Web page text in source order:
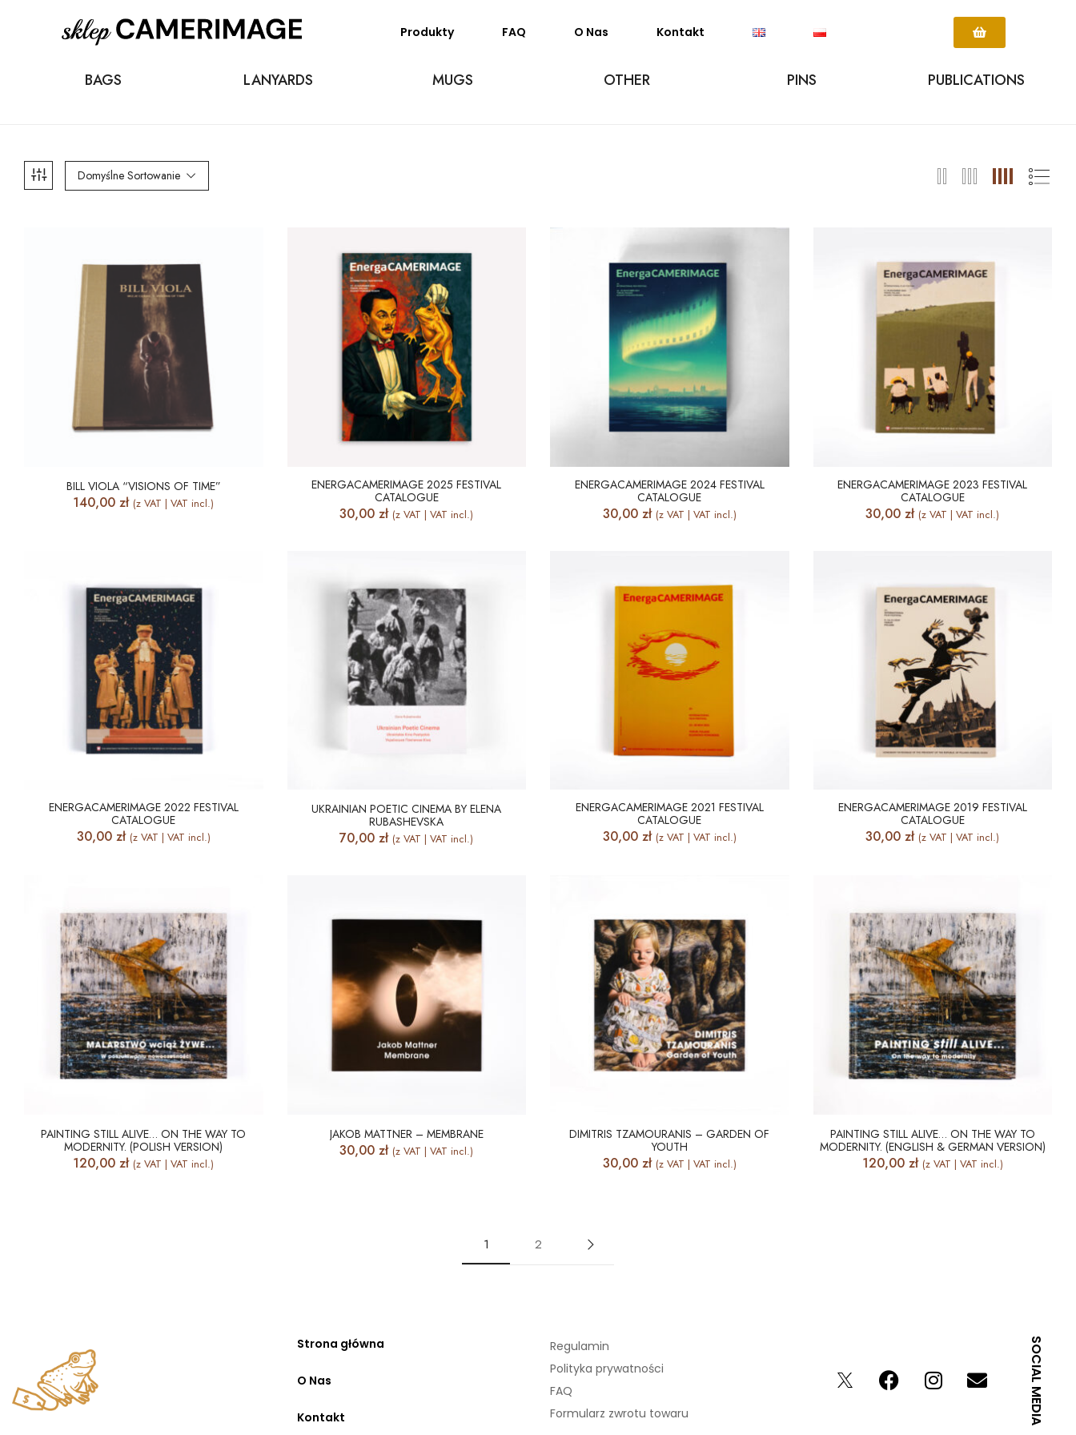
Produkty FAQ O Nas Kontakt
BAGS LANYARDS MUGS OTHER PINS PUBLICATIONS
Domyślne Sortowanie
BILL VIOLA “VISIONS OF TIME”
140,00zł (z VAT | VAT incl.)
ENERGACAMERIMAGE 2025 FESTIVAL
CATALOGUE
30,00zł (z VAT | VAT incl.)
ENERGACAMERIMAGE 2024 FESTIVAL
CATALOGUE
30,00 zł (z VAT | VAT incl.)
ENERGACAMERIMAGE 2023 FESTIVAL
CATALOGUE
30,00zł (z VAT | VAT incl.)
ENERGACAMERIMAGE 2022 FESTIVAL
CATALOGUE
30,00 zł (z VAT | VAT incl.)
UKRAINIAN POETIC CINEMA BY ELENA
RUBASHEVSKA
70,00zł (z VAT | VAT incl.)
ENERGACAMERIMAGE 2021 FESTIVAL
CATALOGUE
30,00 zł (z VAT | VAT incl.)
ENERGACAMERIMAGE 2019 FESTIVAL
CATALOGUE
30,00zł (z VAT | VAT incl.)
PAINTING STILL ALIVE… ON THE WAY TO
MODERNITY. (POLISH VERSION)
120,00zł (z VAT | VAT incl.)
JAKOB MATTNER – MEMBRANE
30,00zł (z VAT | VAT incl.)
DIMITRIS TZAMOURANIS – GARDEN OF
YOUTH
30,00 zł (z VAT | VAT incl.)
PAINTING STILL ALIVE… ON THE WAY TO
MODERNITY. (ENGLISH & GERMAN VERSION)
120,00 zł (z VAT | VAT incl.)
1 2
Strona główna
O Nas
Kontakt
Regulamin
Polityka prywatności
FAQ
Formularz zwrotu towaru
SOCIAL MEDIA